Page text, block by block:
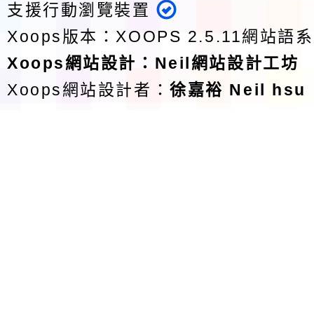
支援行動瀏覽裝置
Xoops版本： XOOPS 2.5.11網站語
Xoops網站設計 ： Neil網站設計工坊
Xoops網站設計者：徐嘉裕 Neil hsu